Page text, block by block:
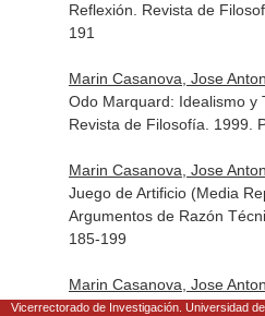
Reflexión. Revista de
191
Marin Casanova, Jose
Odo Marquard: Idealismo y
Revista de Filosofía . 1999.
Marin Casanova, Jose
Juego de Artificio (Media
Argumentos de Razón
185-199
Marin Casanova, Jose
Alotropia del Mal.En:
Vicerrectorado de Investigación. Universidad